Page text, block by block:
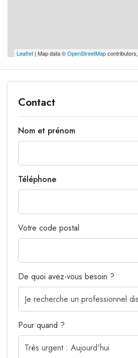
Leaflet | Map data ©OpenStreetMapcontributors,
Contact
Nom et prénom
Téléphone
Votre code postal
De quoi avez-vous besoin ?
Pour quand ?